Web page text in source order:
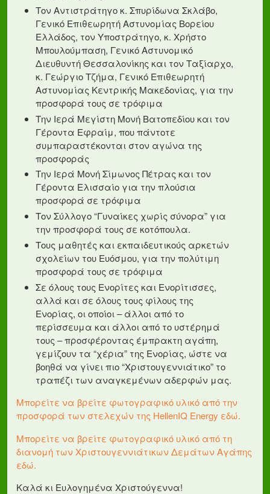
Τον Αντιστράτηγο κ. Σπυρίδωνα Σκλάβο,
Γενικό Επιθεωρητή Αστυνομίας Βορείου
Ελλάδος, τον Υποστράτηγο, κ. Χρήστο
Μπουλούμπαση, Γενικό Αστυνομικό
Διευθυντή Θεσσαλονίκης και τον Ταξίαρχο,
κ. Γεώργιο Τζήμα, Γενικό Επιθεωρητή
Αστυνομίας Κεντρικής Μακεδονίας, για την
προσφορά τους σε τρόφιμα
Την Ιερά Μεγίστη Μονή Βατοπεδίου και τον
Γέροντα Εφραίμ, που πάντοτε
συμπαραστέκονται στον αγώνα της
προσφοράς
Την Ιερά Μονή Σίμωνος Πέτρας και τον
Γέροντα Ελισσαίο για την πλούσια
προσφορά σε τρόφιμα
Τον Σύλλογο “Γυναίκες χωρίς σύνορα” για
την προσφορά τους σε κοτόπουλα.
Τους μαθητές και εκπαιδευτικούς αρκετών
σχολείων του Ευόσμου, για την πολύτιμη
προσφορά τους σε τρόφιμα
Σε όλους τους Ενορίτες και Ενορίτισσες,
αλλά και σε όλους τους φίλους της
Ενορίας, οι οποίοι – άλλοι από το
περίσσευμα και άλλοι από το υστέρημά
τους – προσφέροντας έμπρακτη αγάπη,
γεμίζουν τα “χέρια” της Ενορίας, ώστε να
βοηθά να γίνει πιο “Χριστουγεννιάτικο” το
τραπέζι των αναγκεμένων αδερφών μας.
Μπορείτε να βρείτε φωτογραφικό υλικό από την
προσφορά των στελεχών της HellenIQ Energy εδώ.
Μπορείτε να βρείτε φωτογραφικό υλικό από τη
διανομή των Χριστουγεννιάτικων Δεμάτων Αγάπης
εδώ.
Καλά κι Ευλογημένα Χριστούγεννα!